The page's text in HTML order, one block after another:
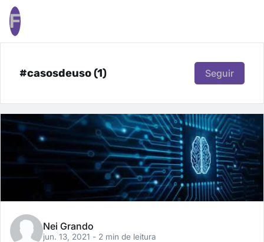
F
#casosdeuso (1) Seguir
Nei Grando
jun. 13, 2021 - 2 min de leitura